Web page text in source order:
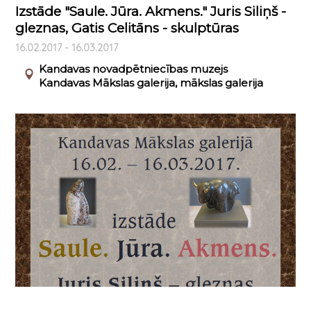
Izstāde "Saule. Jūra. Akmens." Juris Siliņš -
gleznas, Gatis Celitāns - skulptūras
16.02.2017 - 16.03.2017
Kandavas novadpētniecības muzejs
Kandavas Mākslas galerija, mākslas galerija